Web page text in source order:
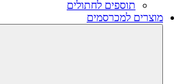
תוספים לחתולים
מוצרים למכרסמים